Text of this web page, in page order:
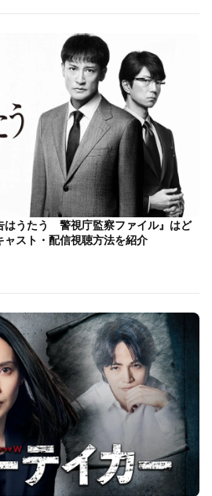
はうたう 警視庁監察ファイル』はど
スト・配信視聴方法を紹介